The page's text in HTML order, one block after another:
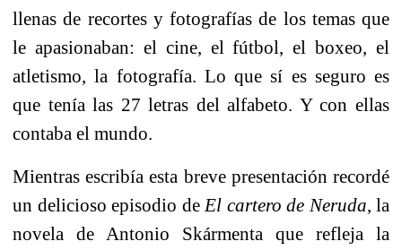
llenas de recortes y fotografías de los temas que
le apasionaban: el cine, el fútbol, el boxeo, el
atletismo, la fotografía. Lo que sí es seguro es
que tenía las 27 letras del alfabeto. Y con ellas
contaba el mundo.
Mientras escribía esta breve presentación recordé
un delicioso episodio de El cartero de Neruda, la
novela de Antonio Skármenta que refleja la